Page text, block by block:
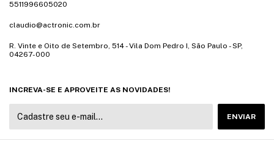
5511996605020
claudio@actronic.com.br
R. Vinte e Oito de Setembro, 514 - Vila Dom Pedro I, São Paulo - SP,
04267-000
INCREVA-SE E APROVEITE AS NOVIDADES!